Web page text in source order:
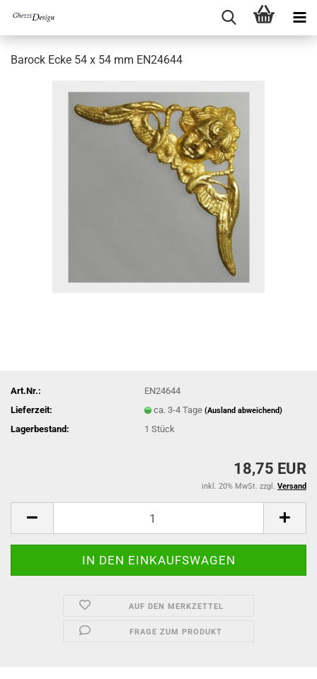
Barock Ecke 54 x 54 mm EN24644
Art.Nr.:
EN24644
Lieferzeit:
ca. 3-4 Tage(Ausland abweichend)
Lagerbestand: 1Stück
18,75 EUR
inkl. 20% MwSt. zzgl. Versand
AUF DEN MERKZETTEL
FRAGE ZUM PRODUKT